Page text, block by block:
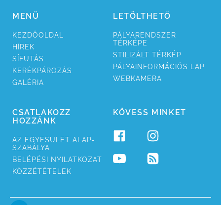
MENÜ
KEZDŐ­OLDAL
HÍREK
SÍ­FUTÁS
KERÉK­PÁROZÁS
GALÉRIA
LETÖLTHETŐ
PÁLYA­RENDSZER
TÉRKÉPE
STILI­ZÁLT TÉRKÉP
PÁLYA­INFORMÁCIÓS LAP
WEB­KAMERA
CSATLAKOZZ
HOZZÁNK
AZ EGYESÜ­LET ALAP­
SZABÁLYA
BELÉPÉSI NYILAT­KOZAT
KÖZZÉ­TÉTELEK
KÖVESS MINKET